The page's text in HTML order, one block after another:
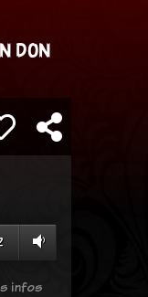
don
infos